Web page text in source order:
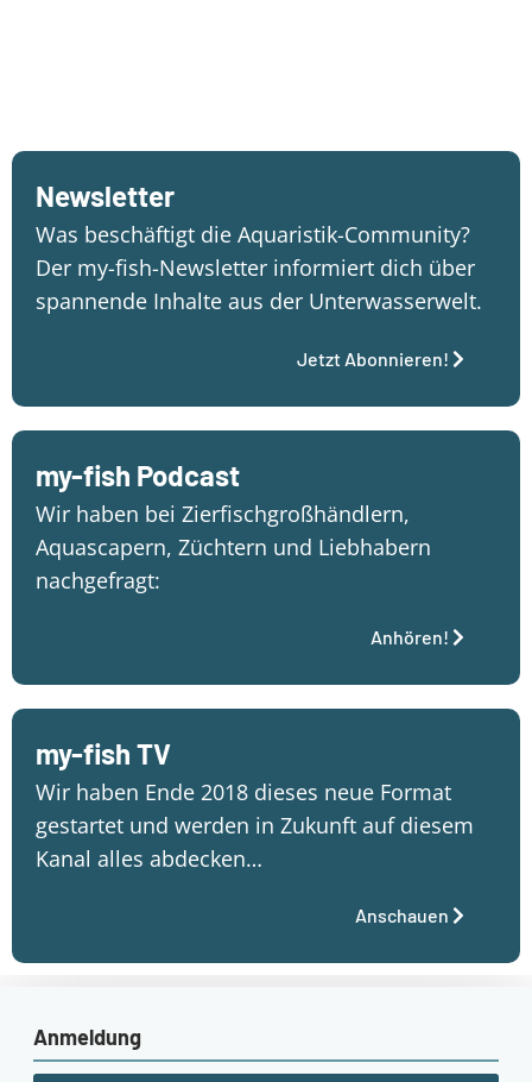
Newsletter
Was beschäftigt die Aquaristik-Community?
Der my-fish-Newsletter informiert dich über
spannende Inhalte aus der Unterwasserwelt.
Jetzt Abonnieren!
my-fish Podcast
Wir haben bei Zierfischgroßhändlern,
Aquascapern, Züchtern und Liebhabern
nachgefragt:
Anhören!
my-fish TV
Wir haben Ende 2018 dieses neue Format
gestartet und werden in Zukunft auf diesem
Kanal alles abdecken…
Anschauen
Anmeldung